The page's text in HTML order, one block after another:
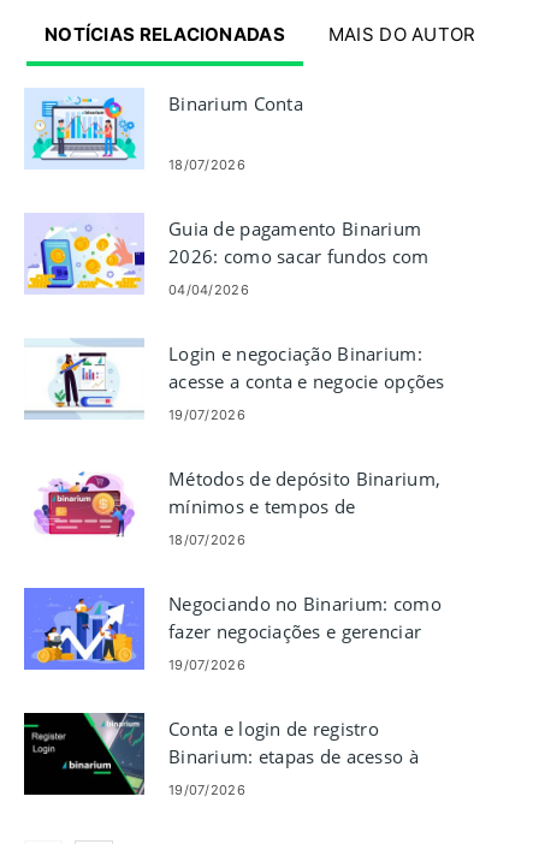
NOTÍCIAS RELACIONADAS MAIS DO AUTOR
Binarium Conta
18/07/2026
Guia de pagamento Binarium
2026: como sacar fundos com
segurança
04/04/2026
Login e negociação Binarium:
acesse a conta e negocie opções
binárias
19/07/2026
Métodos de depósito Binarium,
mínimos e tempos de
processamento
18/07/2026
Negociando no Binarium: como
fazer negociações e gerenciar
riscos
19/07/2026
Conta e login de registro
Binarium: etapas de acesso à
conta
19/07/2026